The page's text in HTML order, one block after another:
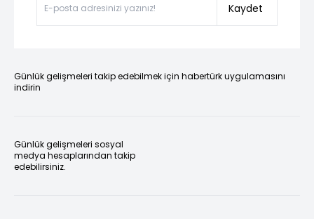
Kaydet
Günlük gelişmeleri takip edebilmek için habertürk uygulamasını
indirin
Günlük gelişmeleri sosyal
medya hesaplarından takip
edebilirsiniz.